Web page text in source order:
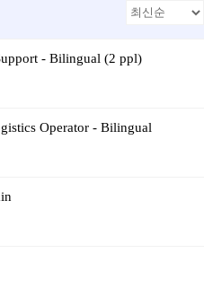
- Bilingual (2 ppl)
Operator - Bilingual